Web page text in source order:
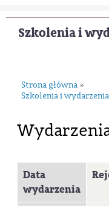
Szkolenia i
Strona główna »
Szkolenia i wydarzenia
Data
wydarzenia